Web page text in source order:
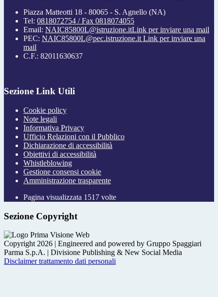
Piazza Matteotti 18 - 80065 - S. Agnello (NA)
Tel: 0818072754 / Fax 0818074055
Email: NAIC85800L@istruzione.itLink per inviare una mail
PEC: NAIC85800L@pec.istruzione.it Link per inviare una
mail
C.F.: 82011630637
Sezione Link Utili
Cookie policy
Note legali
Informativa Privacy
Ufficio Relazioni con il Pubblico
Dichiarazione di accessibilità
Obiettivi di accessibilità
Whistleblowing
Gestione consensi cookie
Amministrazione trasparente
Pagina visualizzata 1517 volte
Sezione Copyright
Copyright 2026 | Engineered and powered by Gruppo Spaggiari
Parma S.p.A. | Divisione Publishing & New Social Media
Disclaimer trattamento dati personali